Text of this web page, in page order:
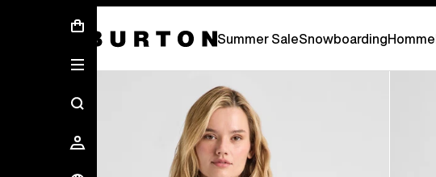
Summer SaleSnowboardingHomme
Les experts Burton vous expliquent tout